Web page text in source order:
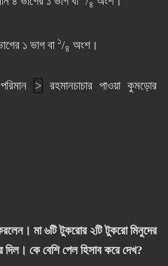
৪
১ ভাগ বা ১/৪ অংশ।
>
রহমানচাচার পাওয়া কুমড়োর
মা ৬টি টুকরোর ২টি টুকরো মিনুদের
দিল। কে বেশি পেল হিসাব করে দেখ?